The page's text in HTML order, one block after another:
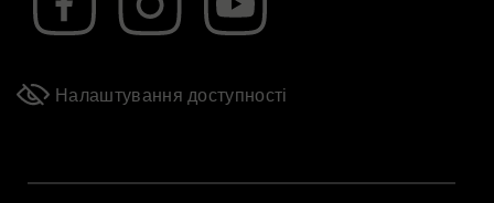
Налаштування доступності